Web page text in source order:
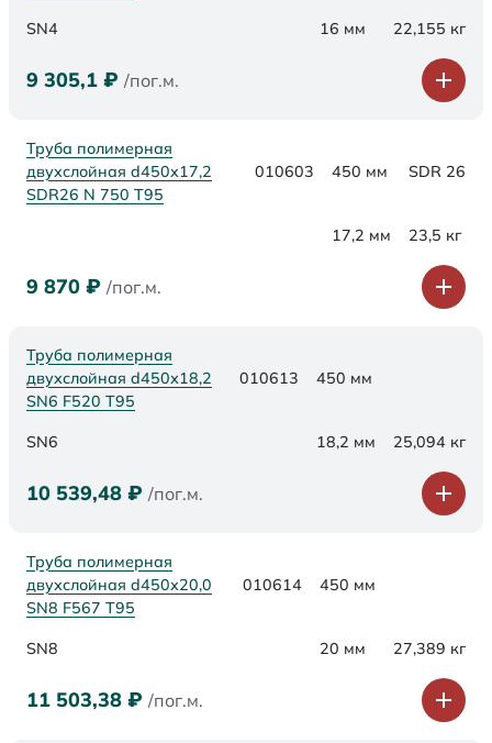
SN4 16 мм 22,155 кг
9 305,1 ₽ /пог.м.
Труба полимерная
двухслойная d450x17,2
SDR26 N 750 Т95
010603 450 мм SDR 26
17,2 мм 23,5 кг
9 870 ₽ /пог.м.
Труба полимерная
двухслойная d450х18,2
SN6 F520 Т95
010613 450 мм
SN6 18,2 мм 25,094 кг
10 539,48 ₽ /пог.м.
Труба полимерная
двухслойная d450х20,0
SN8 F567 Т95
010614 450 мм
SN8 20 мм 27,389 кг
11 503,38 ₽ /пог.м.